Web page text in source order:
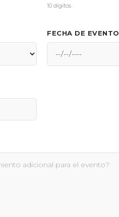
10 dígitos
FECHA DE EVENTO